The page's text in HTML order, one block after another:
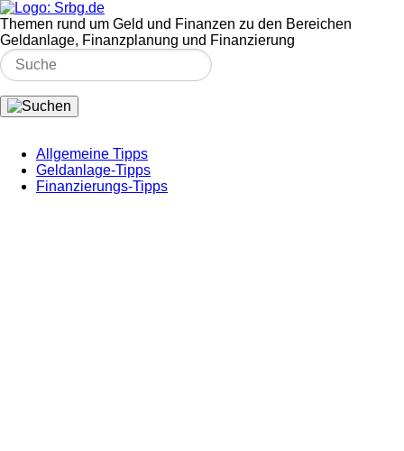
Themen rund um Geld und Finanzen zu den Bereichen
Geldanlage, Finanzplanung und Finanzierung
Allgemeine Tipps
Geldanlage-Tipps
Finanzierungs-Tipps